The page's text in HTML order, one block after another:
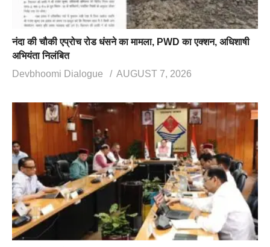
नंदा की चौकी एप्रोच रोड धंसने का मामला, PWD का एक्शन, अधिशाषी
अभियंता निलंबित
Devbhoomi Dialogue
AUGUST 7, 2026